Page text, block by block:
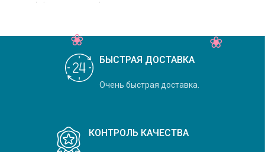
Daylight, коллекция Felicity,
БЫСТРАЯ ДОСТАВКА
Очень быстрая доставка.
КОНТРОЛЬ КАЧЕСТВА